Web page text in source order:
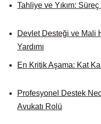
Tahliye ve Yıkım:
Devlet Desteği ve Mali
Yardımı
En Kritik Aşama: Kat
Profesyonel Destek
Avukatı Rolü